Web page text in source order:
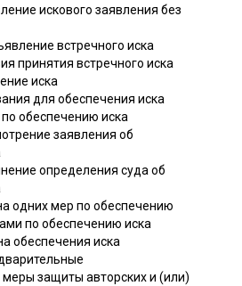
искового заявления без
встречного иска
принятия встречного иска
иска
для обеспечения иска
обеспечению иска
заявления об
определения суда об
одних мер по обеспечению
по обеспечению иска
обеспечения иска
защиты авторских и (или)